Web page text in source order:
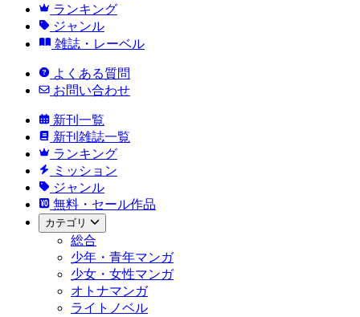
ランキング
ジャンル
雑誌・レーベル
よくある質問
お問い合わせ
新刊一覧
新刊雑誌一覧
ランキング
ミッション
ジャンル
無料・セール作品
カテゴリ
総合
少年・青年マンガ
少女・女性マンガ
オトナマンガ
ライトノベル